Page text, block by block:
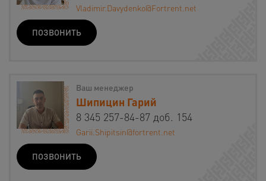
Vladimir.Davydenko@Fortrent.net
ПОЗВОНИТЬ
Ваш менеджер
Шипицин Гарий
8 345 257-84-87 доб. 154
Garii.Shipitsin@fortrent.net
ПОЗВОНИТЬ